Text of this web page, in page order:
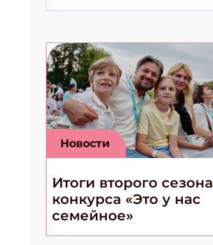
Новости
Итоги второго сезона
конкурса «Это у нас
семейное»